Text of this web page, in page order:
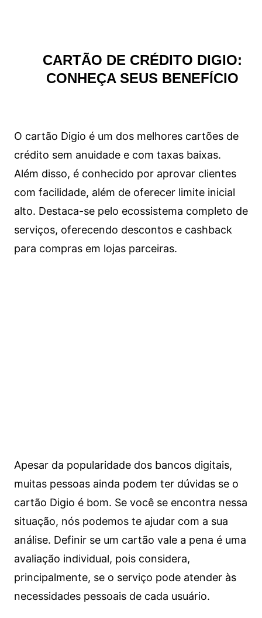
CARTÃO DE CRÉDITO DIGIO:
CONHEÇA SEUS BENEFÍCIO
O cartão Digio é um dos melhores cartões de
crédito sem anuidade e com taxas baixas.
Além disso, é conhecido por aprovar clientes
com facilidade, além de oferecer limite inicial
alto. Destaca-se pelo ecossistema completo de
serviços, oferecendo descontos e cashback
para compras em lojas parceiras.
Apesar da popularidade dos bancos digitais,
muitas pessoas ainda podem ter dúvidas se o
cartão Digio é bom. Se você se encontra nessa
situação, nós podemos te ajudar com a sua
análise. Definir se um cartão vale a pena é uma
avaliação individual, pois considera,
principalmente, se o serviço pode atender às
necessidades pessoais de cada usuário.